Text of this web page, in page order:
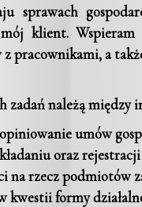
sprawach
klient.
z pracownikami, a
zadań należą między
umów
oraz rejestracji
na rzecz podmiotów
kwestii formy